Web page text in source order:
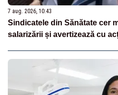
7 aug. 2026, 10:43
Sindicatele din Sănătate cer
salarizării și avertizează cu